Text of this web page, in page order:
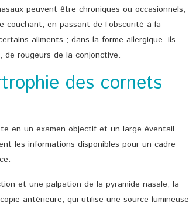
peuvent être chroniques ou occasionnels,
en passant de l’obscurité à la
aliments ; dans la forme allergique, ils
de rougeurs de la conjonctive.
des cornets
en un examen objectif et un large éventail
les informations disponibles pour un cadre
et une palpation de la pyramide nasale, la
antérieure, qui utilise une source lumineuse